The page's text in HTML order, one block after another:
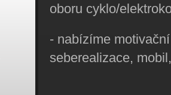
oboru cyklo/
- nabízíme
seberealizace,